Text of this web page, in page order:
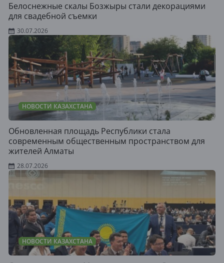
Белоснежные скалы Бозжыры стали декорациями
для свадебной съемки
30.07.2026
НОВОСТИ КАЗАХСТАНА
Обновленная площадь Республики стала
современным общественным пространством для
жителей Алматы
28.07.2026
НОВОСТИ КАЗАХСТАНА